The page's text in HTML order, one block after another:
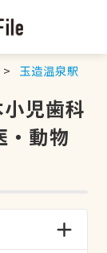
玉造温泉駅
児歯科
・動物